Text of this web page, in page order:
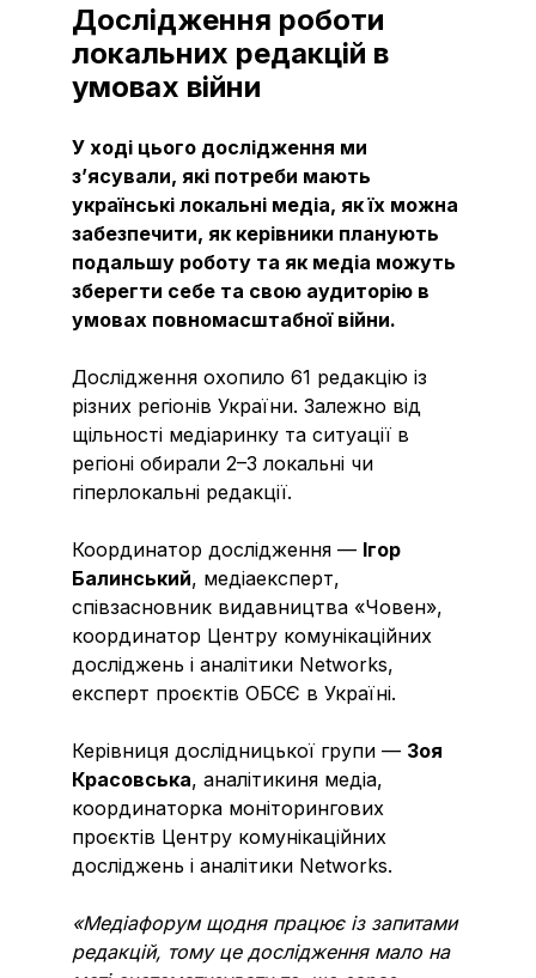
Дослідження роботи
локальних редакцій в
умовах війни
У ході цього дослідження ми
з’ясували, які потреби мають
українські локальні медіа, як їх можна
забезпечити, як керівники планують
подальшу роботу та як медіа можуть
зберегти себе та свою аудиторію в
умовах повномасштабної війни.
Дослідження охопило 61 редакцію із
різних регіонів України. Залежно від
щільності медіаринку та ситуації в
регіоні обирали 2–3 локальні чи
гіперлокальні редакції.
Координатор дослідження — Ігор
Балинський, медіаексперт,
співзасновник видавництва «Човен»,
координатор Центру комунікаційних
досліджень і аналітики Networks,
експерт проєктів ОБСЄ в Україні.
Керівниця дослідницької групи — Зоя
Красовська, аналітикиня медіа,
координаторка моніторингових
проєктів Центру комунікаційних
досліджень і аналітики Networks.
«Медіафорум щодня працює із запитами
редакцій, тому це дослідження мало на